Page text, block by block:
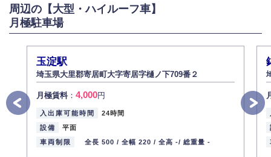
6.個人情報管理の社内教育
弊社社員全員が、個人情報の取り扱いについての重要性を理解し、より適
切に管理するよう社内教育を実施してまいります。
代表取締役社長 野口 幸男
周辺の【大型・ハイルーフ車】
月極駐車場
玉淀駅
埼玉県大里郡寄居町大字寄居字樋ノ下709番２
月極賃料： 4,000円
入出庫可能時間
24時間
設備
平面
車両制限
全長 500 / 全幅 220 / 全高 -/ 総重量 -